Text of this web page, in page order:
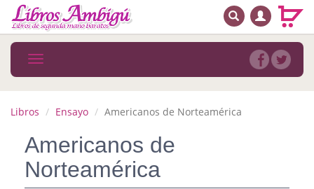
MENÚ PRINCIPAL
Novedades
MATERIAS
Arte
BUSCAR
Toggle
navigation
Libros Ensayo Americanos de Norteamérica
Americanos de
Norteamérica